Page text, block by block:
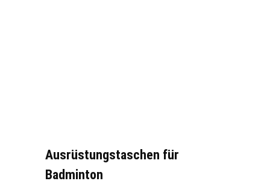
Ausrüstungstaschen für
Badminton